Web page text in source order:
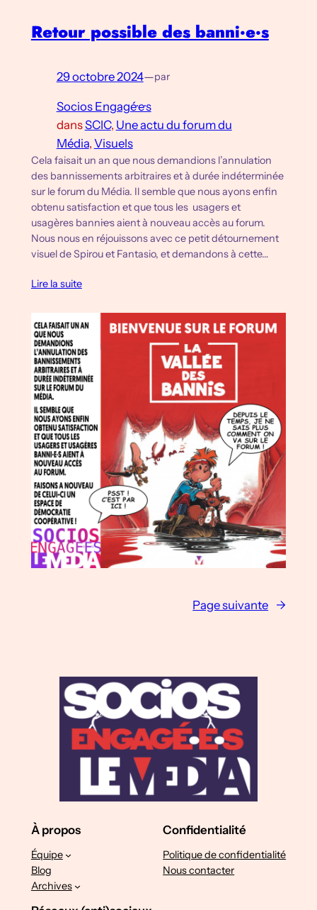
Retour possible des banni·e·s
29 octobre 2024—par
Socios Engagé·e·s
dansSCIC, Une actu du forum du
Média, Visuels
Cela faisait un an que nous demandions l’annulation
des bannissements arbitraires et à durée indéterminée
sur le forum du Média. Il semble que nous ayons enfin
obtenu satisfaction et que tous les usagers et
usagères banni·e·s aient à nouveau accès au forum.
Nous nous en réjouissons avec ce petit détournement
visuel de Spirou et Fantasio, et demandons à cette…
Lire la suite
Page suivante →
À propos
Équipe
Blog
Archives
Confidentialité
Politique de confidentialité
Nous contacter